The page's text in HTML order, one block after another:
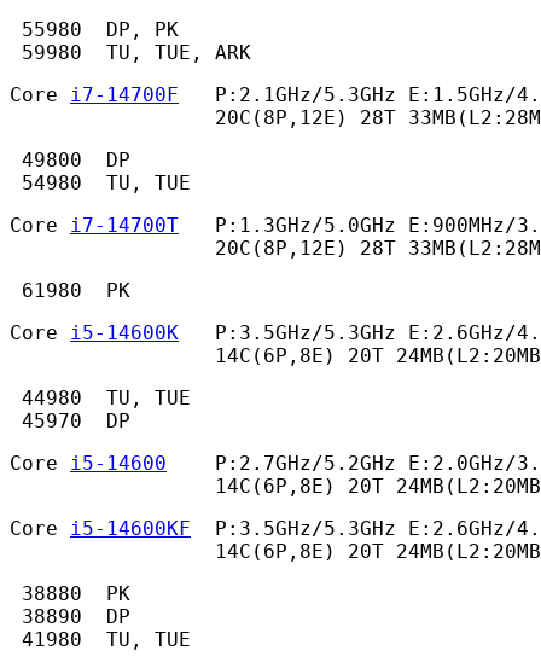
55980  DP, PK
59980  TU, TUE, ARK
Core i7-14700F
P:2.1GHz/5.3GHz E:1.5GHz/
20C(8P,12E) 28T
49800  DP
54980  TU, TUE
Core i7-14700T
P:1.3GHz/5.0GHz E:900MHz/
20C(8P,12E) 28T
61980  PK
Core i5-14600K
P:3.5GHz/5.3GHz E:2.6GHz/
14C(6P,8E) 20T
44980  TU, TUE
45970  DP
Core i5-14600
P:2.7GHz/5.2GHz E:2.0GHz/
14C(6P,8E) 20T
Core i5-14600KF
P:3.5GHz/5.3GHz E:2.6GHz/
14C(6P,8E) 20T
38880  PK
38890  DP
41980  TU, TUE